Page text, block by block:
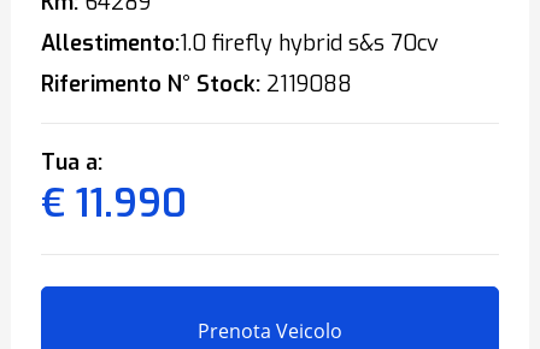
Allestimento:1.0 firefly hybrid s&s 70cv
Riferimento N° Stock:2119088
Tua a:
€ 11.990
Prenota Veicolo